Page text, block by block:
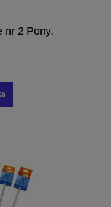
nr 2 Pony.